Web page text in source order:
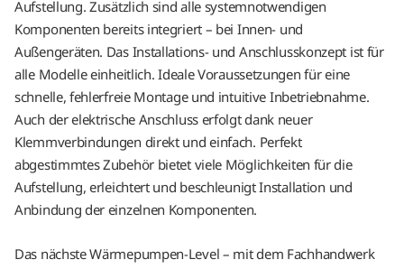
Aufstellung. Zusätzlich sind alle systemnotwendigen
Komponenten bereits integriert – bei Innen- und
Außengeräten. Das Installations- und Anschlusskonzept ist für
alle Modelle einheitlich. Ideale Voraussetzungen für eine
schnelle, fehlerfreie Montage und intuitive Inbetriebnahme.
Auch der elektrische Anschluss erfolgt dank neuer
Klemmverbindungen direkt und einfach. Perfekt
abgestimmtes Zubehör bietet viele Möglichkeiten für die
Aufstellung, erleichtert und beschleunigt Installation und
Anbindung der einzelnen Komponenten.
Das nächste Wärmepumpen-Level – mit dem Fachhandwerk